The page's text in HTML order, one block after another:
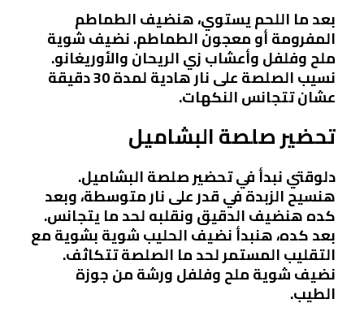
بعد ما اللحم يستوي، هنضيف الطماطم
المفرومة أو معجون الطماطم. نضيف شوية
ملح وفلفل وأعشاب زي الريحان والأوريغانو.
نسيب الصلصة على نار هادية لمدة 30 دقيقة
عشان تتجانس النكهات.
تحضير صلصة البشاميل
دلوقتي نبدأ في تحضير صلصة البشاميل.
هنسيح الزبدة في قدر على نار متوسطة، وبعد
كده هنضيف الدقيق ونقلبه لحد ما يتجانس.
بعد كده، هنبدأ نضيف الحليب شوية بشوية مع
التقليب المستمر لحد ما الصلصة تتكاثف.
نضيف شوية ملح وفلفل ورشة من جوزة
الطيب.